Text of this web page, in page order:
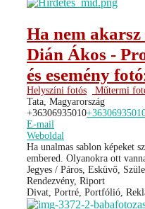
Ha nem
Dián Ákos -
és esemény
Helyszíni fotós
Műtermi
Tata, Magyarország
+36306935010
E-mail
Weboldal
Ha unalmas sablon képeket
embered. Olyanokra ott
Jegyes / Páros, Esküvő,
Rendezvény, Riport
Divat, Portré, Portfólió,